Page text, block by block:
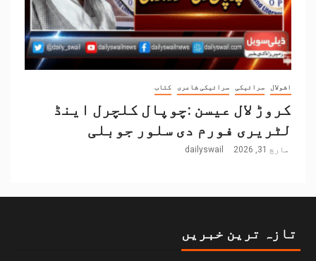
اشولال سرائیکی سرائیکی شاعری کتاب
کروڑ لال عیسن :چوپال کلچرل اینڈ
لٹریری فورم دی سلور جوبلی
مارچ 31, 2026 dailyswail
تازہ ترین خبریں